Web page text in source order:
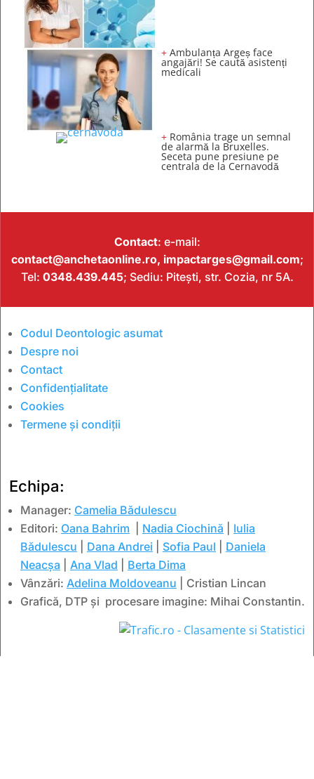
+ Ambulanța Argeș face
angajări! Se caută asistenți
medicali
+ România trage un semnal
de alarmă la Bruxelles.
Seceta pune presiune pe
centrala de la Cernavodă
Contact: e-mail:
contact@anchetaonline.ro, impactarges@gmail.com;
Tel: 0348.439.445; Sediu: Pitești, str. Cozia, nr 5A.
Codul Deontologic asumat
Despre noi
Contact
Confidențialitate
Cookies
Termene și condiții
Echipa:
Manager: Camelia Bădulescu
Editori: Oana Bahrim Nadia Ciochină
Iulia
Bădulescu
Dana Andrei Sofia Paul
Daniela
Neacșa
Ana Vlad
Berta Dima
Vânzări: Adelina Moldoveanu | Cristian Lincan
Grafică, DTP și procesare imagine: Mihai Constantin.